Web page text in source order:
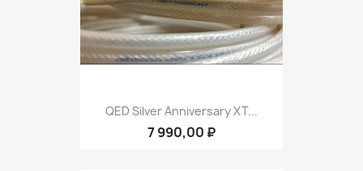
QED Silver Anniversary XT...
7 990,00 ₽